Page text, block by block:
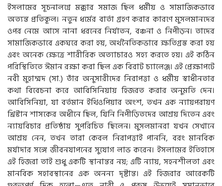
ইসলামের সূচনালগ্নে মক্কার সমাজ ছিল ধর্মীয় ও সামাজিকভাবে
অত্যন্ত প্রতিকূল। নতুন ধর্মের বার্তা গ্রহণ করার কারণে মুসলমানদের
ওপর নেমে আসে নানা ধরনের নির্যাতন, বঞ্চনা ও নিপীড়ন। তাদের
সামাজিকভাবে একঘরে করা হয়, অর্থনৈতিকভাবে ক্ষতিগ্রস্ত করা হয়
এবং অনেক ক্ষেত্রে শারীরিক অত্যাচারও সহ্য করতে হয়। এই কঠিন
পরিস্থিতিতে ঈমান রক্ষা করা ছিল এক বিরাট চ্যালেঞ্জ। এই প্রেক্ষাপটে
নবী মুহাম্মদ (সা.) তাঁর অনুসারীদের নিরাপত্তা ও ধর্মীয় স্বাধীনতার
কথা বিবেচনা করে আবিসিনিয়ায় হিজরত করার অনুমতি দেন।
আবিসিনিয়া, যা বর্তমান ইথিওপিয়ার অংশ, তখন এক ন্যায়পরায়ণ
খ্রিস্টান শাসকের অধীনে ছিল, যিনি নিপীড়িতদের আশ্রয় দিতেন এবং
ন্যায়বিচার প্রতিষ্ঠায় সুপরিচিত ছিলেন। মুসলমানরা যখন সেখানে
আশ্রয় নেন, তখন তারা কেবল নিরাপত্তাই পাননি, বরং মানবিক
মর্যাদার সঙ্গে জীবনযাপনের সুযোগ লাভ করেন। ইসলামের ইতিহাসে
এই হিজরা তাই শুধু একটি স্থানান্তর নয়; এটি ন্যায়, সহনশীলতা এবং
মানবিক সহাবস্থানের এক অনন্য দৃষ্টান্ত। এই হিজরার আরেকটি